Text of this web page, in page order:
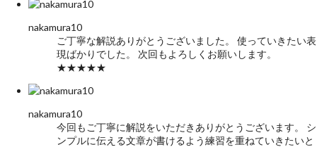
nakamura10
ご丁寧な解説ありがとうございました。 使っていきたい表
現ばかりでした。 次回もよろしくお願いします。
★★★★★
nakamura10
今回もご丁寧に解説をいただきありがとうございます。 シ
ンプルに伝える文章が書けるよう練習を重ねていきたいと